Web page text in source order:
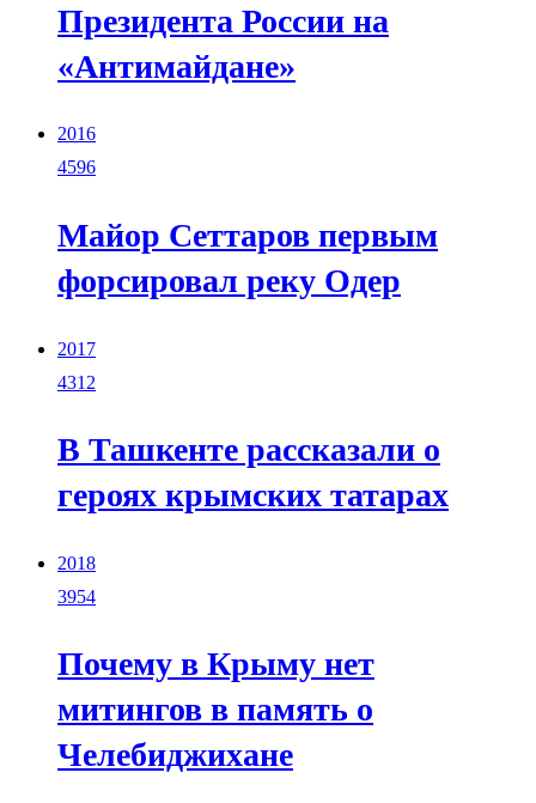
Президента России на
«Антимайдане»
2016
4596
Майор Сеттаров первым
форсировал реку Одер
2017
4312
В Ташкенте рассказали о
героях крымских татарах
2018
3954
Почему в Крыму нет
митингов в память о
Челебиджихане